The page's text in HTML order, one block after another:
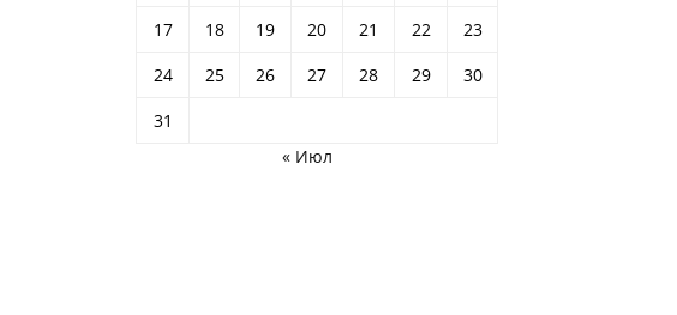
17
18 19 20 21 22
23
24
25 26 27 28 29
30
31
« Июл